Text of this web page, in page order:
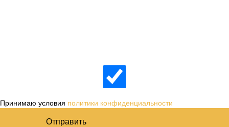
Принимаю условия политики конфиденциальности
Отправить